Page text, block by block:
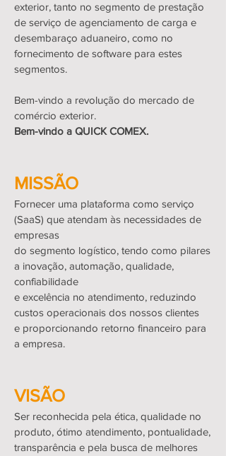
exterior, tanto no segmento de prestação
de serviço de agenciamento de carga e
desembaraço aduaneiro, como no
fornecimento de software para estes
segmentos.
Bem-vindo a revolução do mercado de
comércio exterior.
Bem-vindo a QUICK COMEX.
MISSÃO
Fornecer uma plataforma como serviço
(SaaS) que atendam às necessidades de
empresas
do segmento logístico, tendo como pilares
a inovação, automação, qualidade,
confiabilidade
e excelência no atendimento, reduzindo
custos operacionais dos nossos clientes
e proporcionando retorno financeiro para
a empresa.
VISÃO
Ser reconhecida pela ética, qualidade no
produto, ótimo atendimento, pontualidade,
transparência e pela busca de melhores